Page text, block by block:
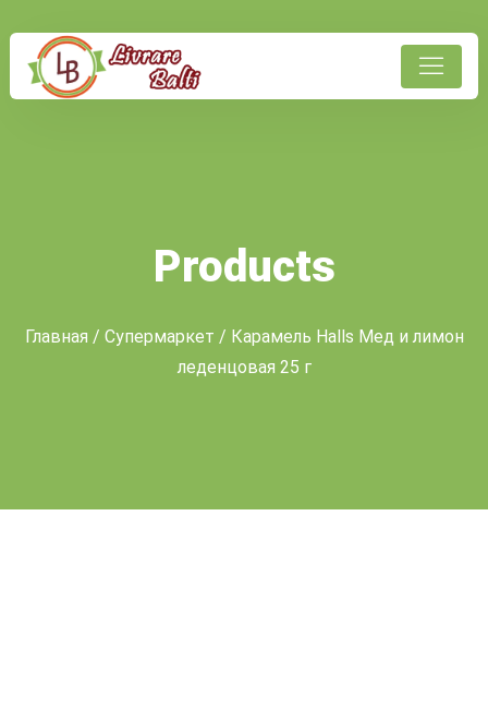
Products
Главная / Супермаркет / Карамель Halls Мед и лимон
леденцовая 25 г